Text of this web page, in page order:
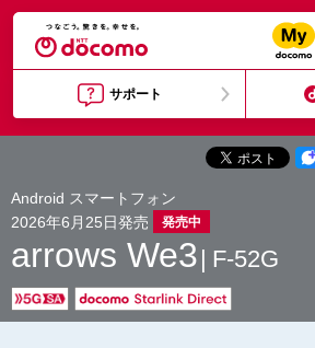
サポート
Android スマートフォン
2026年6月25日発売
発売中
arrows We3 F-52G